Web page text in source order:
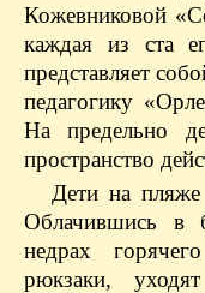
Кожевниковой
каждая из ста
представляет
педагогику
На предельно
пространство
Дети на пляже
Облачившись в
недрах
рюкзаки,